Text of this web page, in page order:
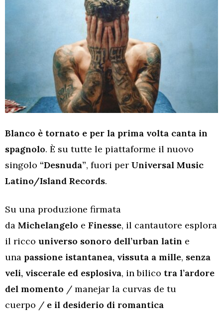
Blanco è tornato e per la prima volta canta in
spagnolo. È su tutte le piattaforme il nuovo
singolo “Desnuda”, fuori per Universal Music
Latino/Island Records.
Su una produzione firmata
da Michelangelo e Finesse, il cantautore esplora
il ricco universo sonoro dell’urban latin e
una passione istantanea, vissuta a mille, senza
veli, viscerale ed esplosiva, in bilico tra l’ardore
del momento / manejar la curvas de tu
cuerpo / e il desiderio di romantica